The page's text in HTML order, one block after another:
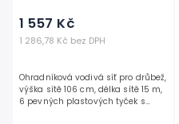
1 286,78 Kč bez DPH
1 557 Kč
Ohradníková vodivá síť pro drůbež,
výška sítě 106 cm, délka sítě 15 m,
6 pevných plastových tyček s